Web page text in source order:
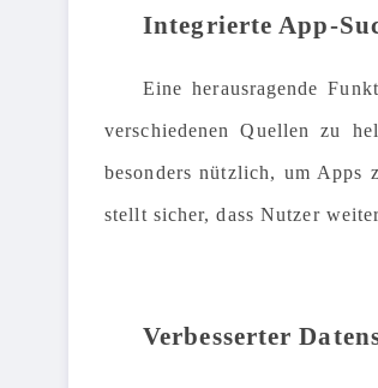
Integrierte App-
Eine herausragende
verschiedenen Quellen zu
besonders nützlich, um
stellt sicher, dass Nutzer
Verbesserter